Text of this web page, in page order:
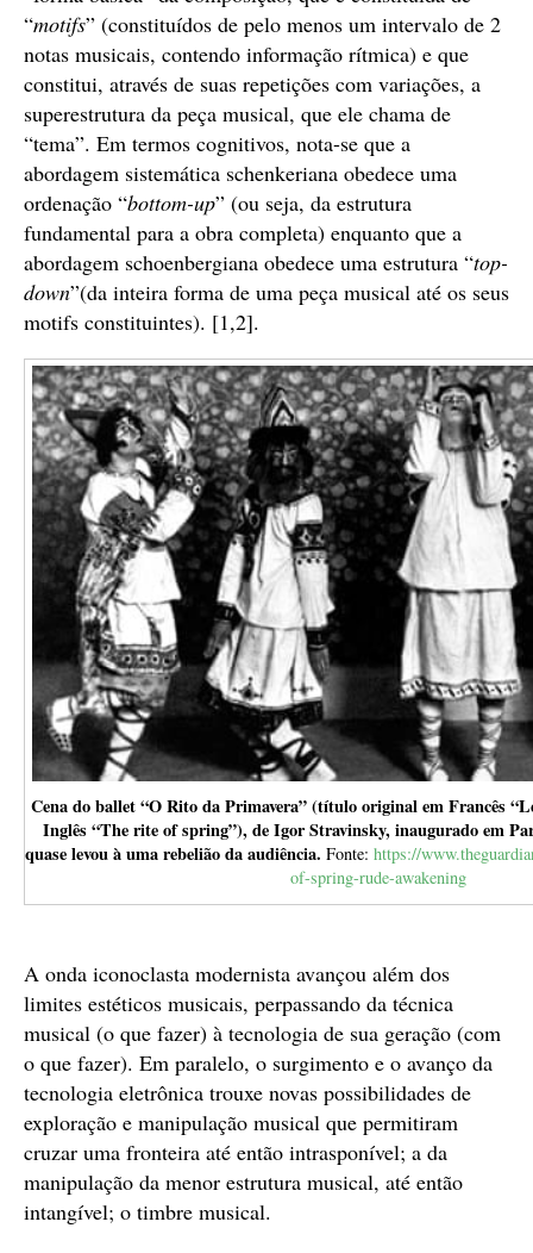
“motifs” (constituídos de pelo menos um intervalo de 2
notas musicais, contendo informação rítmica) e que
constitui, através de suas repetições com variações, a
superestrutura da peça musical, que ele chama de
“tema”. Em termos cognitivos, nota-se que a
abordagem sistemática schenkeriana obedece uma
ordenação “bottom-up” (ou seja, da estrutura
fundamental para a obra completa) enquanto que a
abordagem schoenbergiana obedece uma estrutura “top-
down”(da inteira forma de uma peça musical até os seus
motifs constituintes). [1,2].
Cena do ballet “O Rito da Primavera” (título original em Francês
Inglês “The rite of spring”), de Igor Stravinsky, inaugurado em
quase levou à uma rebelião da audiência. Fonte: https://
of-spring-rude-awakening
A onda iconoclasta modernista avançou além dos
limites estéticos musicais, perpassando da técnica
musical (o que fazer) à tecnologia de sua geração (com
o que fazer). Em paralelo, o surgimento e o avanço da
tecnologia eletrônica trouxe novas possibilidades de
exploração e manipulação musical que permitiram
cruzar uma fronteira até então intrasponível; a da
manipulação da menor estrutura musical, até então
intangível; o timbre musical.